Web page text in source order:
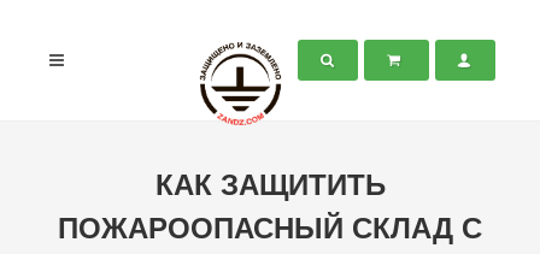
КАК ЗАЩИТИТЬ
ПОЖАРООПАСНЫЙ СКЛАД С